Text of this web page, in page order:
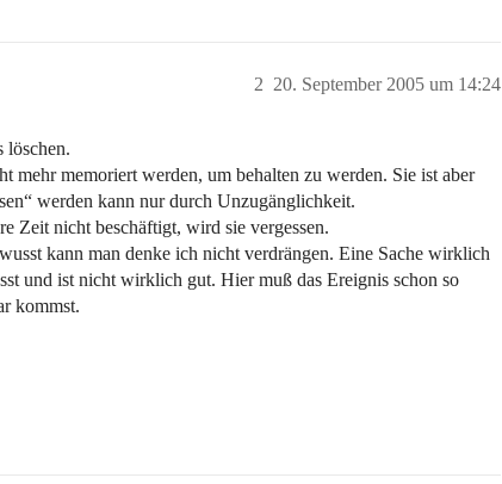
20. September 2005 um 14:24
2
löschen.
memoriert werden, um behalten zu werden. Sie ist aber
werden kann nur durch Unzugänglichkeit.
Zeit nicht beschäftigt, wird sie vergessen.
kann man denke ich nicht verdrängen. Eine Sache wirklich
und ist nicht wirklich gut. Hier muß das Ereignis schon so
kommst.